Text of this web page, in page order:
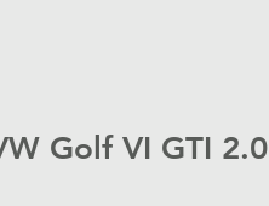
Golf VI GTI 2.0